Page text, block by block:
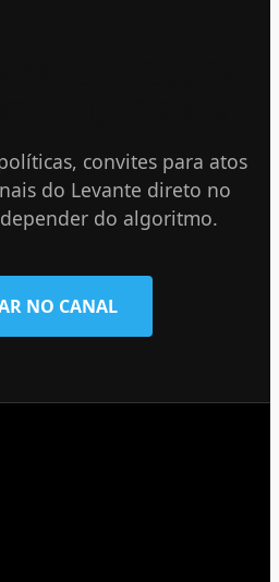
convites para atos
do Levante direto no
do algoritmo.
NO CANAL